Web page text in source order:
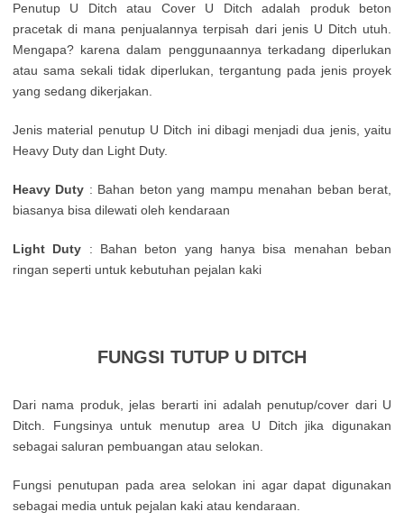
Penutup U Ditch atau Cover U Ditch adalah produk beton
pracetak di mana penjualannya terpisah dari jenis U Ditch utuh.
Mengapa? karena dalam penggunaannya terkadang diperlukan
atau sama sekali tidak diperlukan, tergantung pada jenis proyek
yang sedang dikerjakan.
Jenis material penutup U Ditch ini dibagi menjadi dua jenis, yaitu
Heavy Duty dan Light Duty.
Heavy Duty : Bahan beton yang mampu menahan beban berat,
biasanya bisa dilewati oleh kendaraan
Light Duty : Bahan beton yang hanya bisa menahan beban
ringan seperti untuk kebutuhan pejalan kaki
FUNGSI TUTUP U DITCH
Dari nama produk, jelas berarti ini adalah penutup/cover dari U
Ditch. Fungsinya untuk menutup area U Ditch jika digunakan
sebagai saluran pembuangan atau selokan.
Fungsi penutupan pada area selokan ini agar dapat digunakan
sebagai media untuk pejalan kaki atau kendaraan.